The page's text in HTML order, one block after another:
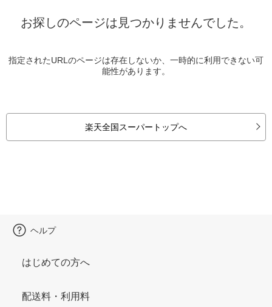
お探しのページは見つかりませんでした。
指定されたURLのページは存在しないか、一時的に利用できない可
能性があります。
楽天全国スーパートップへ
ヘルプ
はじめての方へ
配送料・利用料